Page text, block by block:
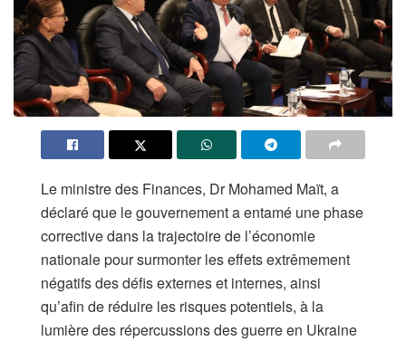
Le ministre des Finances, Dr Mohamed Maït, a
déclaré que le gouvernement a entamé une phase
corrective dans la trajectoire de l’économie
nationale pour surmonter les effets extrêmement
négatifs des défis externes et internes, ainsi
qu’afin de réduire les risques potentiels, à la
lumière des répercussions des guerre en Ukraine